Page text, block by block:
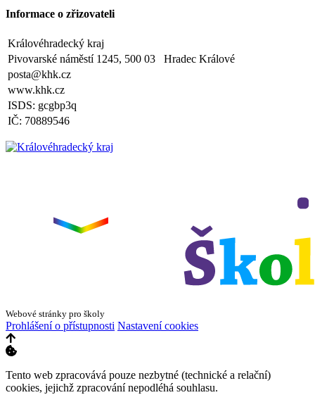
Zveřejněno: 16.5.2025
Zveřejněno: 8.4.2025
Třídní schůzky dne 8. 4. 2025 od 13 - 16 hodin
Informace o zřizovateli
Královéhradecký kraj
Pivovarské náměstí 1245, 500 03 Hradec Králové
posta@khk.cz
www.khk.cz
ISDS: gcgbp3q
IČ: 70889546
Webové stránky pro školy
Prohlášení o přístupnosti Nastavení cookies
Tento web zpracovává pouze nezbytné (technické a relační)
cookies, jejichž zpracování nepodléhá souhlasu.